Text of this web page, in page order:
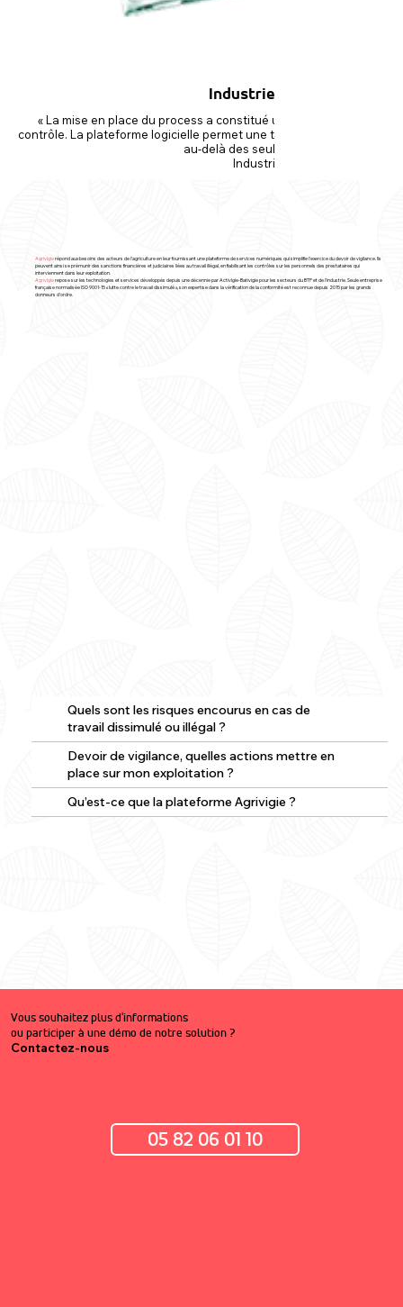
Industriel secteur verrier
« La mise en place du process a constitué un signal fort en
contrôle. La plateforme logicielle permet une traçabilité en
au-delà des seuls aspects de
Industriel secteur verrier
Vous souhaitez plus d'informations
ou participer à une démo de notre solution ?
Contactez-nous
05 82 06 01 10
Quels sont les risques encourus en cas de
travail dissimulé ou illégal ?
Devoir de vigilance, quelles actions mettre en
place sur mon exploitation ?
Qu’est-ce que la plateforme Agrivigie ?
Agrivigierépond aux besoins des acteurs de l’agriculture en leur fournissant une plateforme de services numériques qui simplifie l’exercice du devoir de vigilance. Ils
peuvent ainsi se prémunir des sanctions financières et judiciaires liées au travail illégal, en fiabilisant les contrôles sur les personnels des prestataires qui
interviennent dans leur exploitation.
Agrivigierepose sur les technologies et services développés depuis une décennie par Activigie-Bativigie pour les secteurs du BTP et de l’industrie. Seule entreprise
française normalisée ISO 9001-15 « lutte contre le travail dissimulé », son expertise dans la vérification de la conformité est reconnue depuis 2015 par les grands
donneurs d’ordre.